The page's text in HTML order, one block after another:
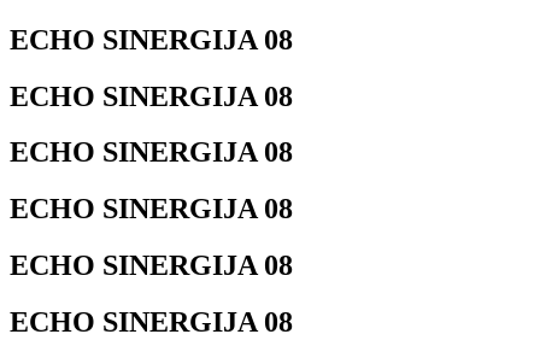
ECHO SINERGIJA 08
ECHO SINERGIJA 08
ECHO SINERGIJA 08
ECHO SINERGIJA 08
ECHO SINERGIJA 08
ECHO SINERGIJA 08